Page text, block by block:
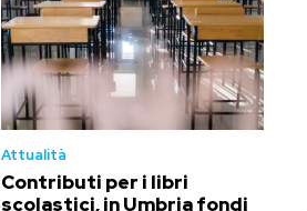
Attualità
Contributi per i libri
scolastici, in Umbria fondi